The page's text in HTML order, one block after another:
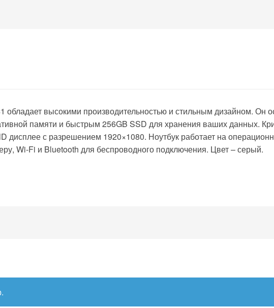
обладает высокими производительностью и стильным дизайном. Он
памяти и быстрым 256GB SSD для хранения ваших данных.
дисплее с разрешением 1920×1080. Ноутбук работает на
Wi-Fi и Bluetooth для беспроводного подключения. Цвет – серый.